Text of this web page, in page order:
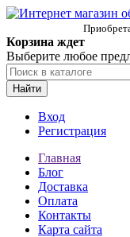
Корзина ждет
Выберите любое
Найти
Вход
Регистрация
Главная
Блог
Доставка
Оплата
Контакты
Карта сайта